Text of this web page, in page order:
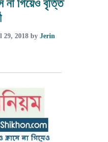
29, 2018 by Jerin